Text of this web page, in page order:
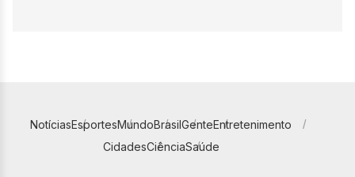
NotíciasEsportesMundoBrasilGenteEntretenimento
CidadesCiênciaSaúde